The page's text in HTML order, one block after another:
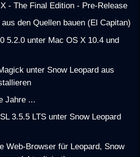
- The Final Edition - Pre-Release
den Quellen bauen (El Capitan)
5.2.0 unter Mac OS X 10.4 und
unter Snow Leopard aus
Jahre ...
3.5.5 LTS unter Snow Leopard
Web-Browser für Leopard, Snow